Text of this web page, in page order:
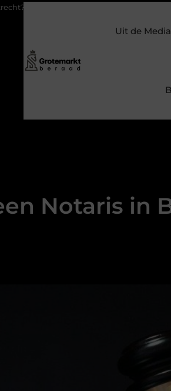
verweven in de bedrijfsvoering
Uit de Media
Notaris in